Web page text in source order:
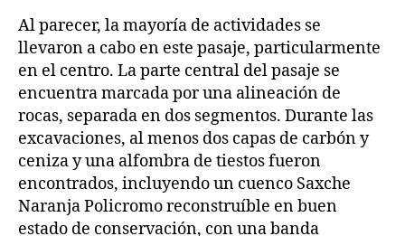
Al parecer, la mayoría de actividades se
llevaron a cabo en este pasaje, particularmente
en el centro. La parte central del pasaje se
encuentra marcada por una alineación de
rocas, separada en dos segmentos. Durante las
excavaciones, al menos dos capas de carbón y
ceniza y una alfombra de tiestos fueron
encontrados, incluyendo un cuenco Saxche
Naranja Policromo reconstruíble en buen
estado de conservación, con una banda